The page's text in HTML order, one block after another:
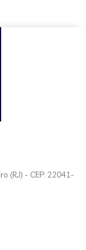
(RJ) - CEP: 22041-